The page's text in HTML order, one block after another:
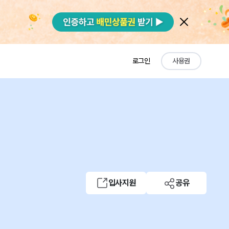
로그인 사용권
입사지원 공유